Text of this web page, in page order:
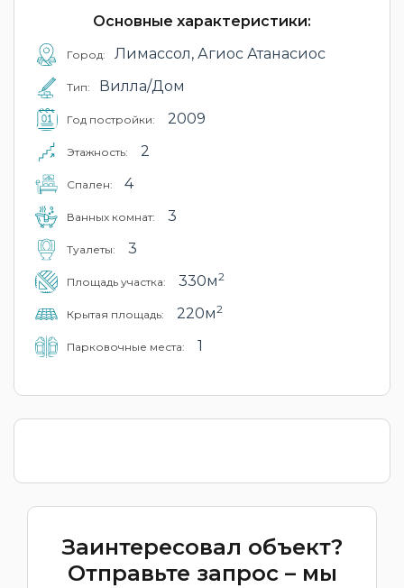
Основные характеристики:
Город: Лимассол, Агиос Атанасиос
Тип: Вилла/Дом
Год постройки: 2009
Этажность: 2
Cпален: 4
Ванных комнат: 3
Туалеты: 3
Площадь участка: 330м2
Крытая площадь: 220м2
Парковочные места: 1
Заинтересовал объект?
Отправьте запрос – мы